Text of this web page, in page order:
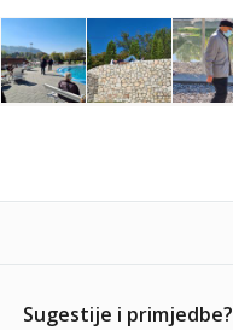
Sugestije i primjedbe?